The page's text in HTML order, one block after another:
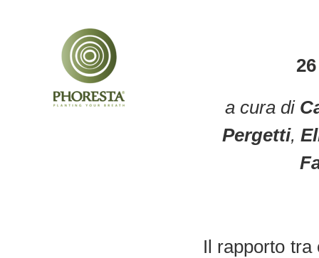
a cura di
Pergetti,
Il rapporto tra